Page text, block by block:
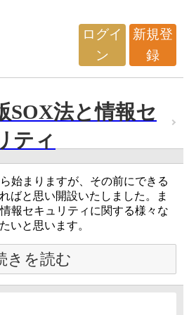
ログイ
ン
新規登
録
SOX法と情報セ
ティ
始まりますが、その前にできる
ばと思い開設いたしました。ま
報セキュリティに関する様々な
いと思います。
きを読む